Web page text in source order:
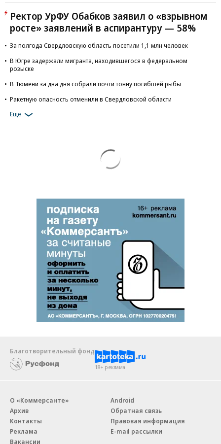
Ректор УрФУ Обабков заявил о «взрывном
росте» заявлений в аспирантуру — 58%
За полгода Свердловскую область посетили 1,1 млн человек
В Югре задержали мигранта, находившегося в федеральном
розыске
В Тюмени за два дня собрали почти тонну погибшей рыбы
Ракетную опасность отменили в Свердловской области
Еще
Благотворительный фонд
18+ реклама
О «Коммерсанте»
Архив
Контакты
Реклама
Вакансии
Android
Обратная связь
Правовая информация
E-mail рассылки